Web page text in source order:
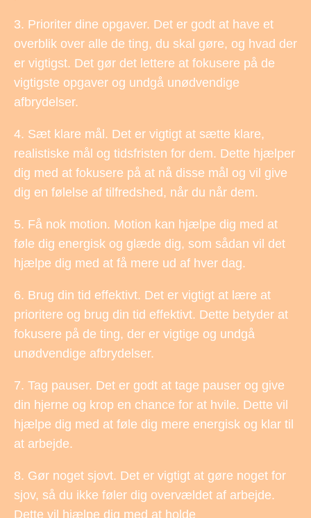
3. Prioriter dine opgaver. Det er godt at have et
overblik over alle de ting, du skal gøre, og hvad der
er vigtigst. Det gør det lettere at fokusere på de
vigtigste opgaver og undgå unødvendige
afbrydelser.
4. Sæt klare mål. Det er vigtigt at sætte klare,
realistiske mål og tidsfristen for dem. Dette hjælper
dig med at fokusere på at nå disse mål og vil give
dig en følelse af tilfredshed, når du når dem.
5. Få nok motion. Motion kan hjælpe dig med at
føle dig energisk og glæde dig, som sådan vil det
hjælpe dig med at få mere ud af hver dag.
6. Brug din tid effektivt. Det er vigtigt at lære at
prioritere og brug din tid effektivt. Dette betyder at
fokusere på de ting, der er vigtige og undgå
unødvendige afbrydelser.
7. Tag pauser. Det er godt at tage pauser og give
din hjerne og krop en chance for at hvile. Dette vil
hjælpe dig med at føle dig mere energisk og klar til
at arbejde.
8. Gør noget sjovt. Det er vigtigt at gøre noget for
sjov, så du ikke føler dig overvældet af arbejde.
Dette vil hjælpe dig med at holde